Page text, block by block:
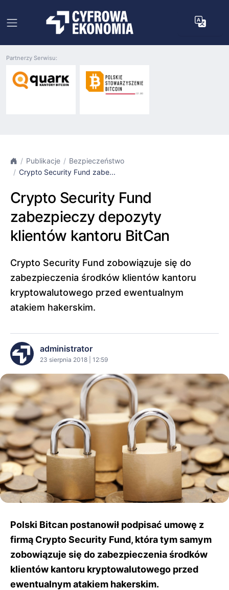
Partnerzy Serwisu:
Publikacje
Bezpieczeństwo
Crypto Security Fund zabe...
Crypto Security Fund
zabezpieczy depozyty
klientów kantoru BitCan
Crypto Security Fund zobowiązuje się do
zabezpieczenia środków klientów kantoru
kryptowalutowego przed ewentualnym
atakiem hakerskim.
administrator
23 sierpnia 2018 | 12:59
Polski Bitcan postanowił podpisać umowę z
firmą Crypto Security Fund, która tym samym
zobowiązuje się do zabezpieczenia środków
klientów kantoru kryptowalutowego przed
ewentualnym atakiem hakerskim.